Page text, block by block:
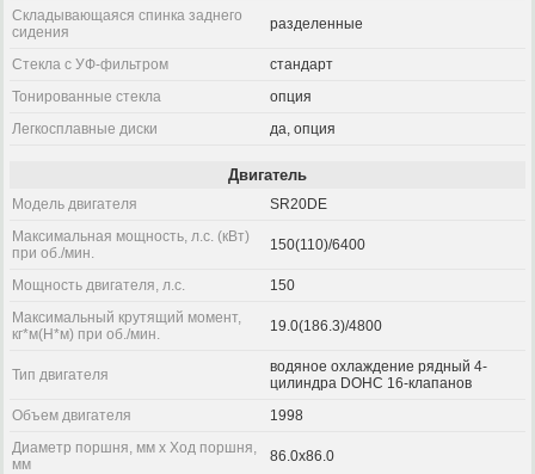
Складывающаяся спинка заднего
сидения
разделенные
Стекла с УФ-фильтром
стандарт
Тонированные стекла
опция
Легкосплавные диски
да, опция
Двигатель
Модель двигателя
SR20DE
Максимальная мощность, л.с. (кВт)
при об./мин.
150(110)/6400
Мощность двигателя, л.с.
150
Максимальный крутящий момент,
кг*м(Н*м) при об./мин.
19.0(186.3)/4800
Тип двигателя
водяное охлаждение рядный 4-
цилиндра DOHC 16-клапанов
Объем двигателя
1998
Диаметр поршня, мм x Ход поршня,
мм
86.0x86.0